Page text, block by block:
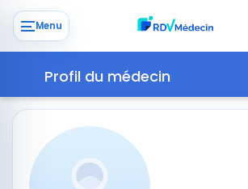
Menu
Profil du médecin